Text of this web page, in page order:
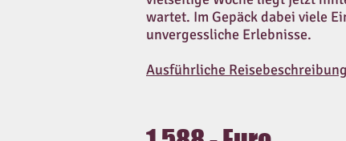
wartet. Im Gepäck dabei viele
unvergessliche Erlebnisse.
Ausführliche